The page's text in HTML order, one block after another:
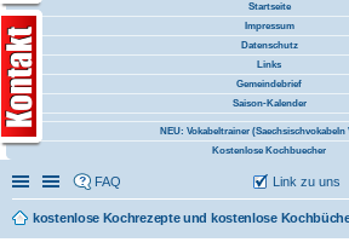
Startseite
Impressum
Datenschutz
Links
Gemeindebrief
Saison-Kalender
NEU: Vokabeltrainer (Saechsischvokabeln
Kostenlose Kochbuecher
Schnellzugriff
Linkliste
FAQ Link zu uns
kostenlose Kochrezepte und kostenlose